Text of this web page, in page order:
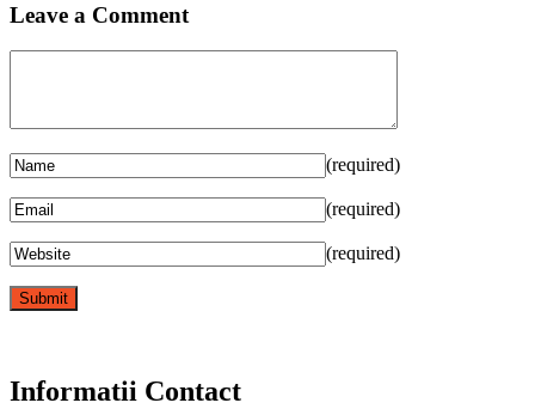
Leave a Comment
(required)
(required)
(required)
Informatii Contact